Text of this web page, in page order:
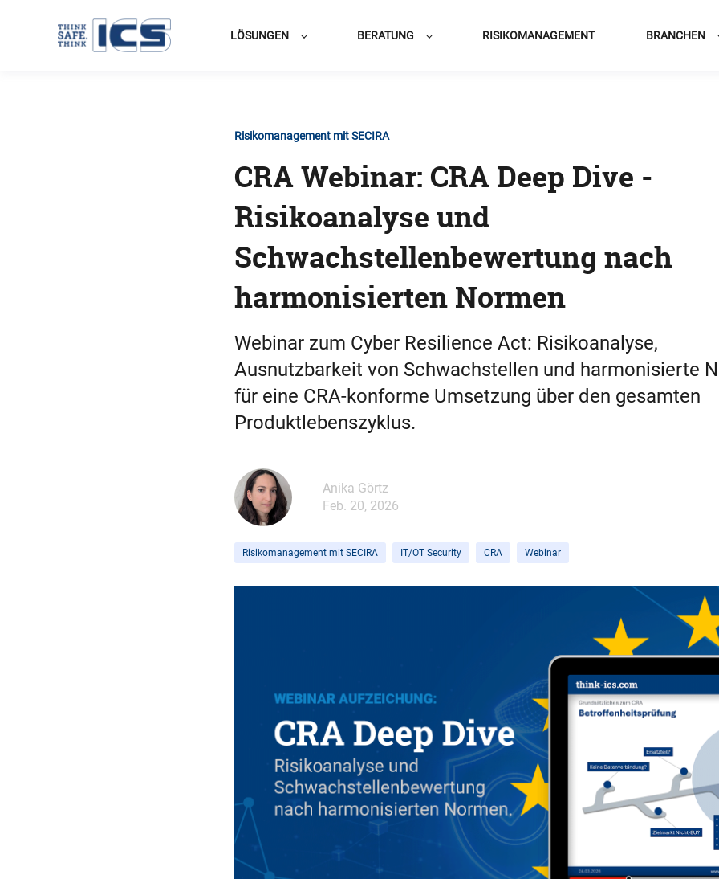
LÖSUNGEN BERATUNG RISIKOMANAGEMENT BRANCHEN
Risikomanagement mit SECIRA
CRA Webinar: CRA Deep Dive -
Risikoanalyse und
Schwachstellenbewertung nach
harmonisierten Normen
Webinar zum Cyber Resilience Act: Risikoanalyse,
Ausnutzbarkeit von Schwachstellen und harmonisierte
für eine CRA-konforme Umsetzung über den gesamten
Produktlebenszyklus.
Anika Görtz
Feb. 20, 2026
Risikomanagement mit SECIRA IT/OT Security CRA Webinar